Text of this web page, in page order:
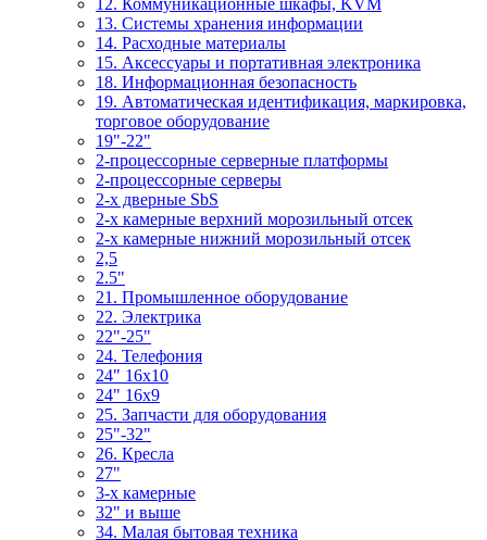
13. Системы хранения информации
14. Расходные материалы
15. Аксессуары и портативная электроника
18. Информационная безопасность
19. Автоматическая идентификация, маркировка,
торговое оборудование
19"-22"
2-процессорные серверные платформы
2-процессорные серверы
2-х дверные SbS
2-х камерные верхний морозильный отсек
2-х камерные нижний морозильный отсек
2,5
2.5"
21. Промышленное оборудование
22. Электрика
22"-25"
24. Телефония
24" 16x10
24" 16x9
25. Запчасти для оборудования
25"-32"
26. Кресла
27"
3-x камерные
32" и выше
34. Малая бытовая техника